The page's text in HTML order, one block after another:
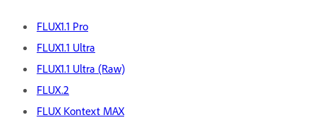
FLUX1.1 Pro
FLUX1.1 Ultra
FLUX1.1 Ultra (Raw)
FLUX.2
FLUX Kontext MAX